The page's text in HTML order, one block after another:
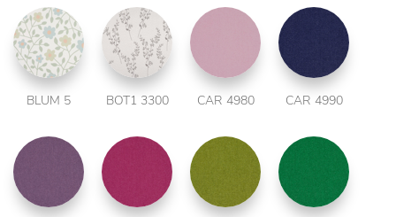
BLUM 5 BOT1 3300 CAR 4980 CAR 4990